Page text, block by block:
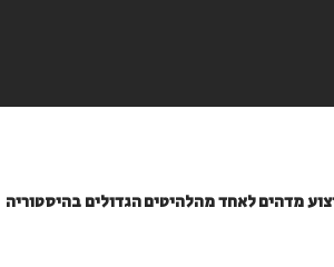
מדהים לאחד מהלהיטים הגדולים בהיסטוריה